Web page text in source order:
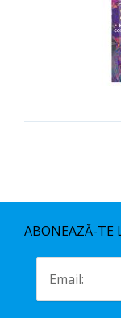
ABONEAZĂ-TE